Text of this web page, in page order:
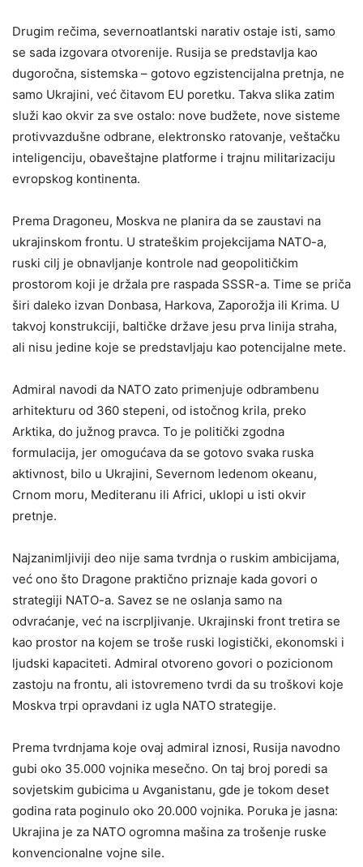
Drugim rečima, severnoatlantski narativ ostaje isti, samo
se sada izgovara otvorenije. Rusija se predstavlja kao
dugoročna, sistemska – gotovo egzistencijalna pretnja, ne
samo Ukrajini, već čitavom EU poretku. Takva slika zatim
služi kao okvir za sve ostalo: nove budžete, nove sisteme
protivvazdušne odbrane, elektronsko ratovanje, veštačku
inteligenciju, obaveštajne platforme i trajnu militarizaciju
evropskog kontinenta.
Prema Dragoneu, Moskva ne planira da se zaustavi na
ukrajinskom frontu. U strateškim projekcijama NATO-a,
ruski cilj je obnavljanje kontrole nad geopolitičkim
prostorom koji je držala pre raspada SSSR-a. Time se priča
širi daleko izvan Donbasa, Harkova, Zaporožja ili Krima. U
takvoj konstrukciji, baltičke države jesu prva linija straha,
ali nisu jedine koje se predstavljaju kao potencijalne mete.
Admiral navodi da NATO zato primenjuje odbrambenu
arhitekturu od 360 stepeni, od istočnog krila, preko
Arktika, do južnog pravca. To je politički zgodna
formulacija, jer omogućava da se gotovo svaka ruska
aktivnost, bilo u Ukrajini, Severnom ledenom okeanu,
Crnom moru, Mediteranu ili Africi, uklopi u isti okvir
pretnje.
Najzanimljiviji deo nije sama tvrdnja o ruskim ambicijama,
već ono što Dragone praktično priznaje kada govori o
strategiji NATO-a. Savez se ne oslanja samo na
odvraćanje, već na iscrpljivanje. Ukrajinski front tretira se
kao prostor na kojem se troše ruski logistički, ekonomski i
ljudski kapaciteti. Admiral otvoreno govori o pozicionom
zastoju na frontu, ali istovremeno tvrdi da su troškovi koje
Moskva trpi opravdani iz ugla NATO strategije.
Prema tvrdnjama koje ovaj admiral iznosi, Rusija navodno
gubi oko 35.000 vojnika mesečno. On taj broj poredi sa
sovjetskim gubicima u Avganistanu, gde je tokom deset
godina rata poginulo oko 20.000 vojnika. Poruka je jasna:
Ukrajina je za NATO ogromna mašina za trošenje ruske
konvencionalne vojne sile.